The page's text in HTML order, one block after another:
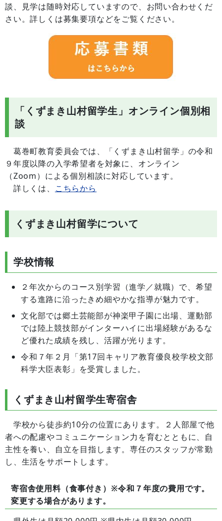
談、見学は随時対応していますので、お問い合わせくだ
さい。詳しくは募集要項などをご覧ください。
「くずまき山村留学生」オンライン個別相
談
葛巻町教育委員会では、「くずまき山村留学」の令和
９年度以降の入学希望者を対象に、オンライン
（Zoom）による個別相談に対応しています。
詳しくは、 こちらから
くずまき山村留学について
学校情報
２年次からのコース別学習（進学／就職）で、希望
する進路に沿ったきめ細やかな指導が魅力です。
文化部では郷土芸能部が神楽甲子園に出場、運動部
では陸上競技部がインターハイに出場経験があるな
ど優れた成績を残し、活躍が光ります。
令和７年２月「第17回キャリア教育優良校学校文部
科学大臣表彰」を受賞しました。
くずまき山村留学生寄宿舎
学校から徒歩約10分の位置にあります。２人部屋で他
者への配慮やコミュニケーション力を育むとともに、自
主性を養い、自立を目指します。専任のスタッフが常勤
し、生活をサポートします。
寄宿舎使用料（食事付き）※令和７年度の費用です。
変更する場合があります。